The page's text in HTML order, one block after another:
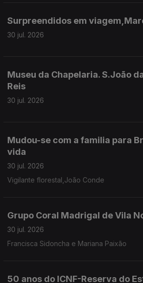
Surpreendidos em
30 jul. 2026
Museu da Chapelaria. S.João
Reis
30 jul. 2026
Mudou-se com a familia para
vida
30 jul. 2026
Vigilante florestal,João Conde
Grupo Coral Madrigal de Vila
30 jul. 2026
Francisca Sidoncha e Mariana Paixão
50 anos do ICNF-Reserva do